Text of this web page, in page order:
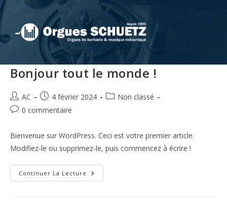
Bonjour tout le monde !
AC 4 février 2024
Non classé
0 commentaire
Bienvenue sur WordPress. Ceci est votre premier article.
Modifiez-le ou supprimez-le, puis commencez à écrire !
Continuer La Lecture